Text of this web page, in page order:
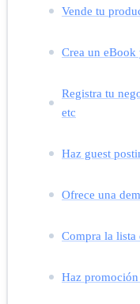
Vende tu
Crea un eBook
Registra tu
etc
Haz guest
Ofrece una
Compra la lista
Haz